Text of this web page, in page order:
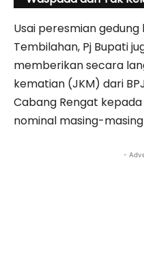
Usai peresmian
Tembilahan, Pj Bupati
memberikan secara
kematian (JKM) dari
Cabang Rengat
nominal masing-
-